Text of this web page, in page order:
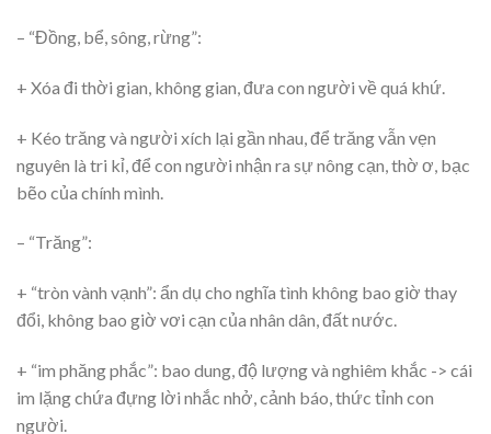
– “Đồng, bể, sông, rừng”:
+ Xóa đi thời gian, không gian, đưa con người về quá khứ.
+ Kéo trăng và người xích lại gần nhau, để trăng vẫn vẹn
nguyên là tri kỉ, để con người nhận ra sự nông cạn, thờ ơ, bạc
bẽo của chính mình.
– “Trăng”:
+ “tròn vành vạnh”: ẩn dụ cho nghĩa tình không bao giờ thay
đổi, không bao giờ vơi cạn của nhân dân, đất nước.
+ “im phăng phắc”: bao dung, độ lượng và nghiêm khắc -> cái
im lặng chứa đựng lời nhắc nhở, cảnh báo, thức tỉnh con
người.